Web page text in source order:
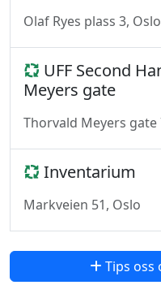
Olaf Ryes plass 3, Oslo
UFF Second
Meyers gate
Thorvald Meyers gate
Inventarium
Markveien 51, Oslo
Tips